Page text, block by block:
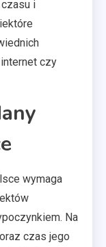
i
czy
wymaga
Na
czas jego